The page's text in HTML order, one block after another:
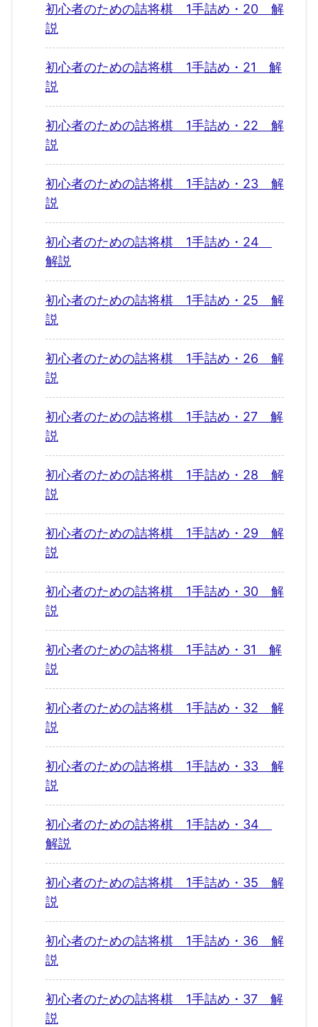
初心者のための詰将棋 1手詰め・20 解
説
初心者のための詰将棋 1手詰め・21 解
説
初心者のための詰将棋 1手詰め・22 解
説
初心者のための詰将棋 1手詰め・23 解
説
初心者のための詰将棋 1手詰め・24
解説
初心者のための詰将棋 1手詰め・25 解
説
初心者のための詰将棋 1手詰め・26 解
説
初心者のための詰将棋 1手詰め・27 解
説
初心者のための詰将棋 1手詰め・28 解
説
初心者のための詰将棋 1手詰め・29 解
説
初心者のための詰将棋 1手詰め・30 解
説
初心者のための詰将棋 1手詰め・31 解
説
初心者のための詰将棋 1手詰め・32 解
説
初心者のための詰将棋 1手詰め・33 解
説
初心者のための詰将棋 1手詰め・34
解説
初心者のための詰将棋 1手詰め・35 解
説
初心者のための詰将棋 1手詰め・36 解
説
初心者のための詰将棋 1手詰め・37 解
説